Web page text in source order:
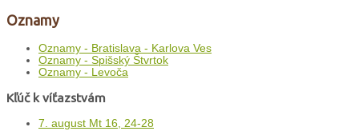
Oznamy
Oznamy - Bratislava - Karlova Ves
Oznamy - Spišský Štvrtok
Oznamy - Levoča
Kľúč k víťazstvám
7. august Mt 16, 24-28